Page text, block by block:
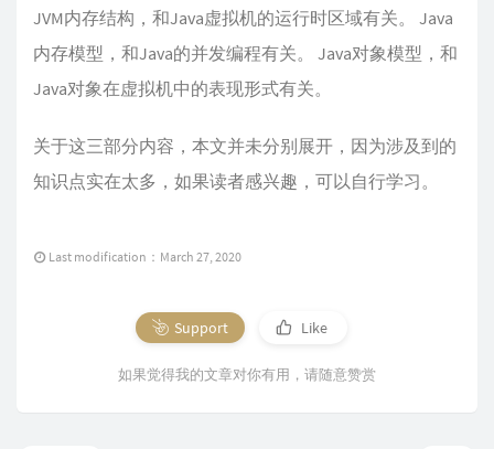
JVM内存结构，和Java虚拟机的运行时区域有关。 Java
内存模型，和Java的并发编程有关。 Java对象模型，和
Java对象在虚拟机中的表现形式有关。
关于这三部分内容，本文并未分别展开，因为涉及到的
知识点实在太多，如果读者感兴趣，可以自行学习。
Last modification：March 27, 2020
Support Like
如果觉得我的文章对你有用，请随意赞赏